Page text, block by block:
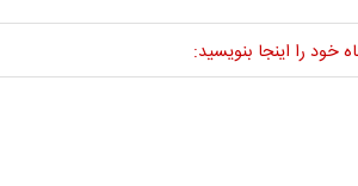
خود را اینجا بنویسید: